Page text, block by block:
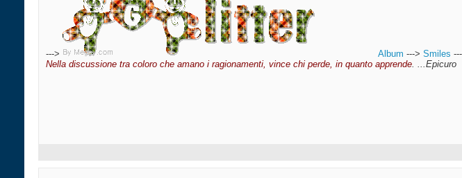
---> Album ---> Smiles
Nella discussione tra coloro che amano i ragionamenti, vince chi perde, in quanto apprende. ...Epicuro